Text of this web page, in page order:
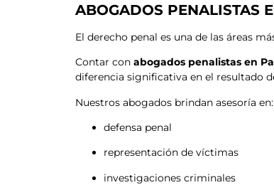
ABOGADOS PENALISTAS
El derecho penal es una de las áreas
Contar con abogados penalistas en
diferencia significativa en el resultado
Nuestros abogados brindan asesoría en:
defensa penal
representación de víctimas
investigaciones criminales